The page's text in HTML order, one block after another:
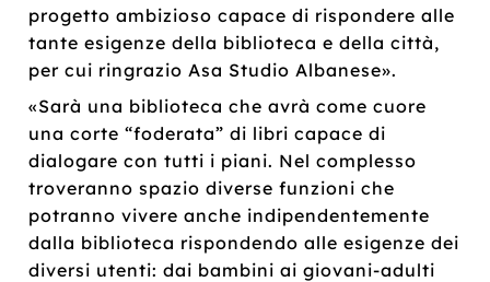
progetto ambizioso capace di rispondere alle
tante esigenze della biblioteca e della città,
per cui ringrazio Asa Studio Albanese».
«Sarà una biblioteca che avrà come cuore
una corte “foderata” di libri capace di
dialogare con tutti i piani. Nel complesso
troveranno spazio diverse funzioni che
potranno vivere anche indipendentemente
dalla biblioteca rispondendo alle esigenze dei
diversi utenti: dai bambini ai giovani-adulti